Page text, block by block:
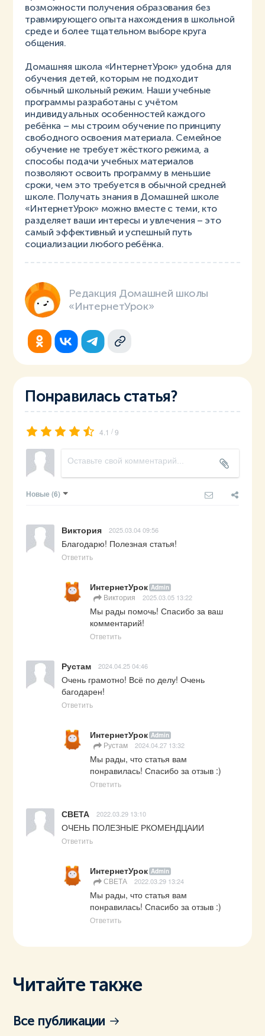
возможности получения образования без
травмирующего опыта нахождения в школьной
среде и более тщательном выборе круга
общения.
Домашняя школа «ИнтернетУрок» удобна для
обучения детей, которым не подходит
обычный школьный режим. Наши учебные
программы разработаны с учётом
индивидуальных особенностей каждого
ребёнка – мы строим обучение по принципу
свободного освоения материала. Семейное
обучение не требует жёсткого режима, а
способы подачи учебных материалов
позволяют освоить программу в меньшие
сроки, чем это требуется в обычной средней
школе. Получать знания в Домашней школе
«ИнтернетУрок» можно вместе с теми, кто
разделяет ваши интересы и увлечения – это
самый эффективный и успешный путь
социализации любого ребёнка.
Редакция Домашней школы
«ИнтернетУрок»
Понравилась статья?
4.1 /9
Новые (6)
Виктория 2025.03.04 09:56
Благодарю! Полезная статья!
Ответить
ИнтернетУрок Admin
Виктория 2025.03.05 13:22
Мы рады помочь! Спасибо за ваш
комментарий!
Ответить
Рустам 2024.04.25 04:46
Очень грамотно! Всё по делу! Очень
багодарен!
Ответить
ИнтернетУрок Admin
Рустам 2024.04.27 13:32
Мы рады, что статья вам
понравилась! Спасибо за отзыв :)
Ответить
СВЕТА 2022.03.29 13:10
ОЧЕНЬ ПОЛЕЗНЫЕ РКОМЕНДЦАИИ
Ответить
ИнтернетУрок Admin
СВЕТА 2022.03.29 13:24
Мы рады, что статья вам
понравилась! Спасибо за отзыв :)
Ответить
Читайте также
Все публикации